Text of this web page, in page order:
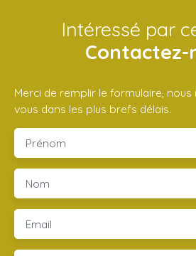
Intéressé par
Contactez-
Merci de remplir le formulaire,
vous dans les plus brefs délais.
Prénom
Nom
Email